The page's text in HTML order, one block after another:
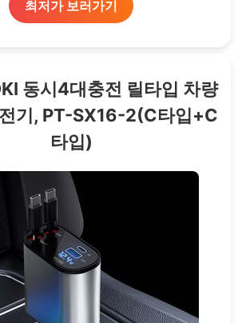
최저가 보러가기
동시4대충전 릴타입 차량
기, PT-SX16-2(C타입+C
타입)